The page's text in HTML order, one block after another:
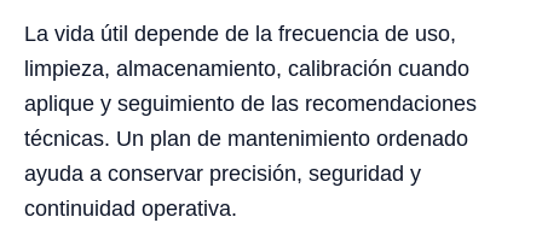
La vida útil depende de la frecuencia de uso,
limpieza, almacenamiento, calibración cuando
aplique y seguimiento de las recomendaciones
técnicas. Un plan de mantenimiento ordenado
ayuda a conservar precisión, seguridad y
continuidad operativa.